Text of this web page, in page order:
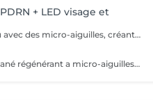
+ LED visage et
Le microneedling perfore la peau avec des micro-aiguilles, créant des micro-canaux qui permettent à un sérum actif (PDRN ou exosomes) de pénétrer en profondeur dans le derme. C'est ce qu'on appelle un soin « biostimulateur » : on ne remplit pas, on stimule la peau pour qu'elle se régénère elle-même. Tandis que le sérum PDRN pénètre profondément pour stimuler la réparation cellulaire, accélérer la cicatrisation et booster la production de collagène. Pour optimiser les effets du soin, nous appliquerons la lumière LED sur le visage. Profitez, également, d'un traitement anti-âge à la lumière Led pour les mains.
Le microneedling est un soin cutané régénérant a micro-aiguilles permettant de réduire les signes de l'âge et de raviver l'éclat de votre peau, il aide aussi a effacer les traces d'acné, les cicatrices. Un véritable soin qui resserre les pores dilatés , lisse la peau, estimes les rides et ridules grâce au sérum à l'acide hyaluronique. + LED visage et mains